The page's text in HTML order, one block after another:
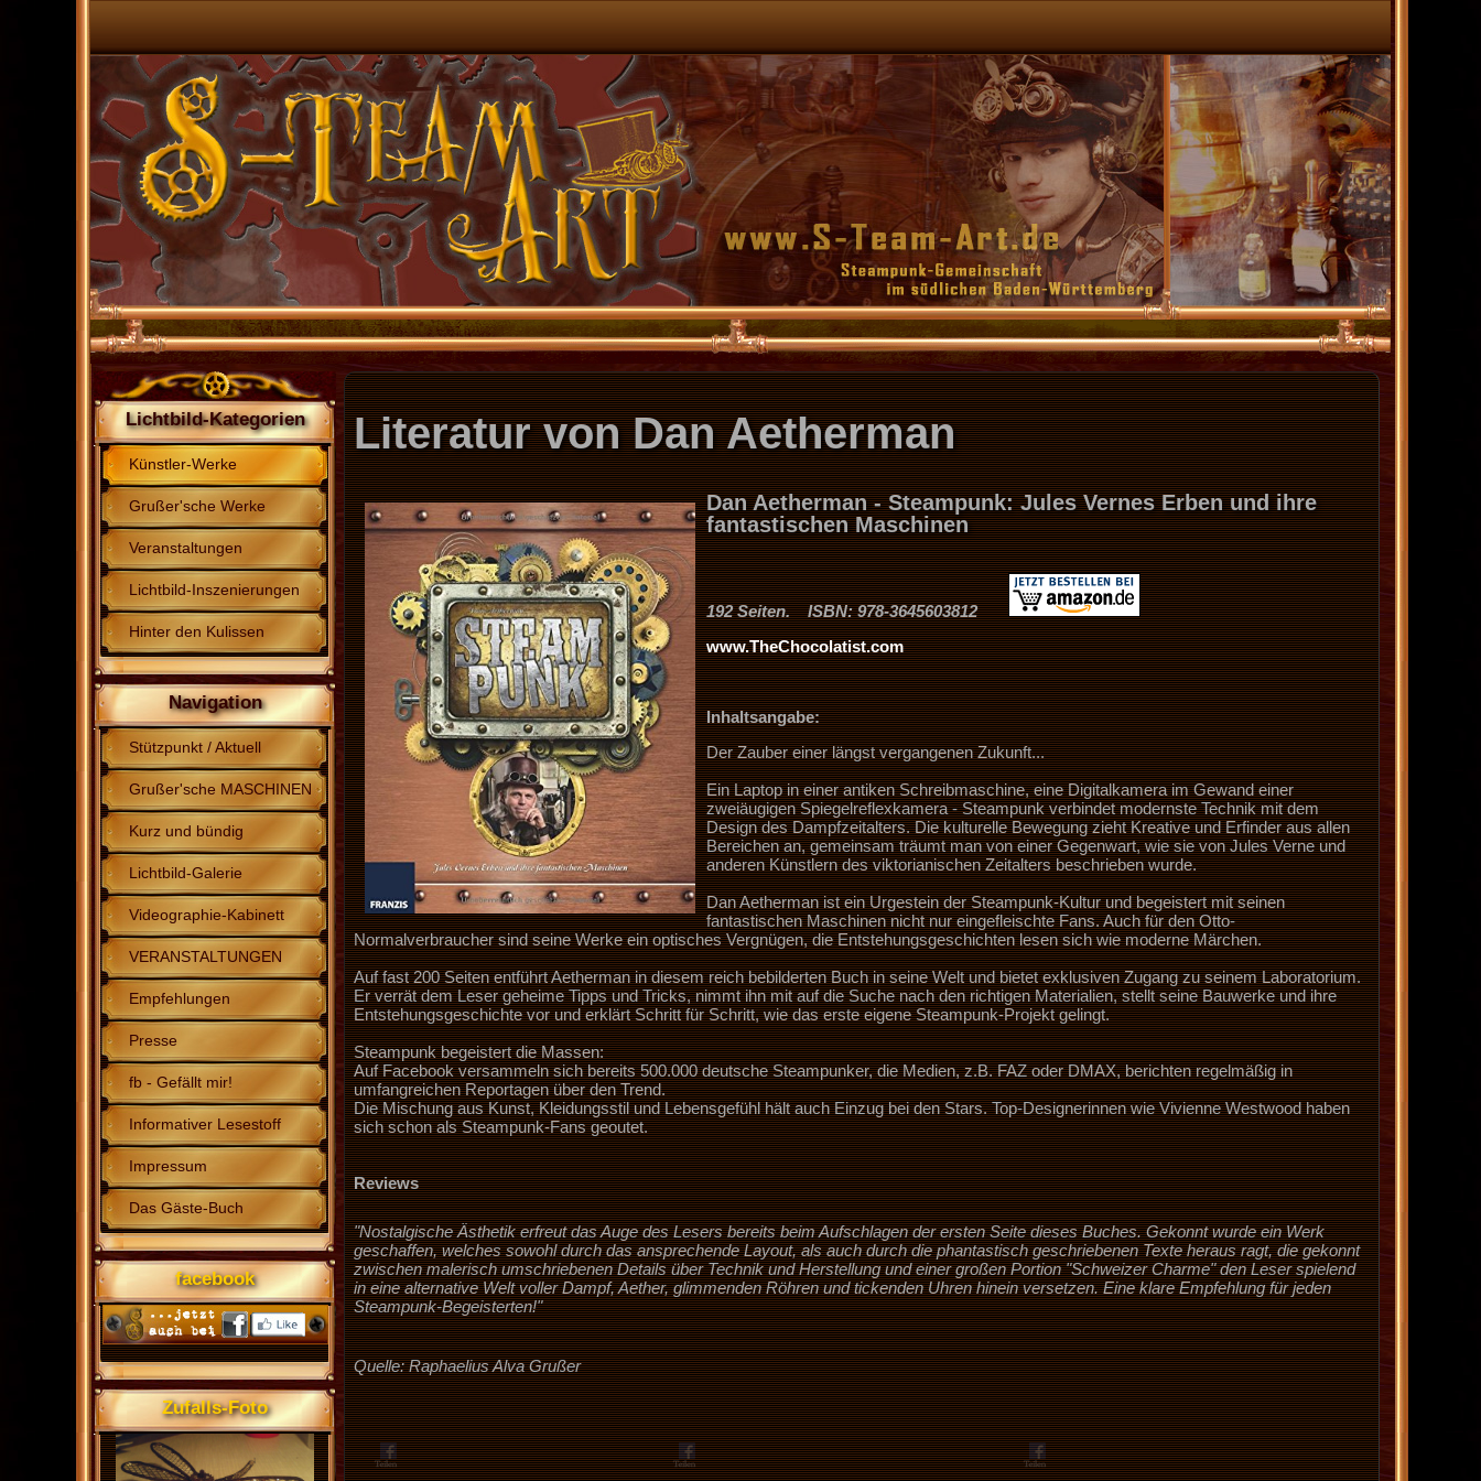
Lichtbild-Kategorien
Künstler-Werke
Grußer'sche Werke
Veranstaltungen
Lichtbild-Inszenierungen
Hinter den Kulissen
Navigation
Stützpunkt / Aktuell
Grußer'sche MASCHINEN
Kurz und bündig
Lichtbild-Galerie
Videographie-Kabinett
VERANSTALTUNGEN
Empfehlungen
Presse
fb - Gefällt mir!
Informativer Lesestoff
Impressum
Das Gäste-Buch
facebook
Zufalls-Foto
Literatur von Dan Aetherman
Dan Aetherman - Steampunk: Jules Vernes Erben und ihre
fantastischen Maschinen
192 Seiten. ISBN: 978-3645603812
www.TheChocolatist.com
Inhaltsangabe:
Der Zauber einer längst vergangenen Zukunft...
Ein Laptop in einer antiken Schreibmaschine, eine Digitalkamera im Gewand einer
zweiäugigen Spiegelreflexkamera - Steampunk verbindet modernste Technik mit dem
Design des Dampfzeitalters. Die kulturelle Bewegung zieht Kreative und Erfinder aus allen
Bereichen an, gemeinsam träumt man von einer Gegenwart, wie sie von Jules Verne und
anderen Künstlern des viktorianischen Zeitalters beschrieben wurde.
Dan Aetherman ist ein Urgestein der Steampunk-Kultur und begeistert mit seinen
fantastischen Maschinen nicht nur eingefleischte Fans. Auch für den Otto-
Normalverbraucher sind seine Werke ein optisches Vergnügen, die Entstehungsgeschichten lesen sich wie moderne Märchen.
Auf fast 200 Seiten entführt Aetherman in diesem reich bebilderten Buch in seine Welt und bietet exklusiven Zugang zu seinem Laboratorium.
Er verrät dem Leser geheime Tipps und Tricks, nimmt ihn mit auf die Suche nach den richtigen Materialien, stellt seine Bauwerke und ihre
Entstehungsgeschichte vor und erklärt Schritt für Schritt, wie das erste eigene Steampunk-Projekt gelingt.
Steampunk begeistert die Massen:
Auf Facebook versammeln sich bereits 500.000 deutsche Steampunker, die Medien, z.B. FAZ oder DMAX, berichten regelmäßig in
umfangreichen Reportagen über den Trend.
Die Mischung aus Kunst, Kleidungsstil und Lebensgefühl hält auch Einzug bei den Stars. Top-Designerinnen wie Vivienne Westwood haben
sich schon als Steampunk-Fans geoutet.
Reviews
"Nostalgische Ästhetik erfreut das Auge des Lesers bereits beim Aufschlagen der ersten Seite dieses Buches. Gekonnt wurde ein Werk
geschaffen, welches sowohl durch das ansprechende Layout, als auch durch die phantastisch geschriebenen Texte heraus ragt, die gekonnt
zwischen malerisch umschriebenen Details über Technik und Herstellung und einer großen Portion "Schweizer Charme" den Leser spielend
in eine alternative Welt voller Dampf, Aether, glimmenden Röhren und tickenden Uhren hinein versetzen. Eine klare Empfehlung für jeden
Steampunk-Begeisterten!"
Quelle: Raphaelius Alva Grußer